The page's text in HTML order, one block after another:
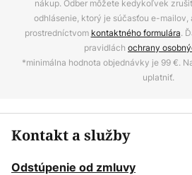
nákup. Odber môžete kedykoľvek
odhlásenie, ktorý je súčasťou e-mailov,
prostredníctvom kontaktného formulára.
pravidlách ochrany
*minimálna hodnota objednávky je 99 €.
uplatniť.
Kontakt a služby
Odstúpenie od zmluvy